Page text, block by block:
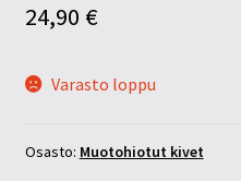
24,90 €
Varasto loppu
Osasto: Muotohiotut kivet